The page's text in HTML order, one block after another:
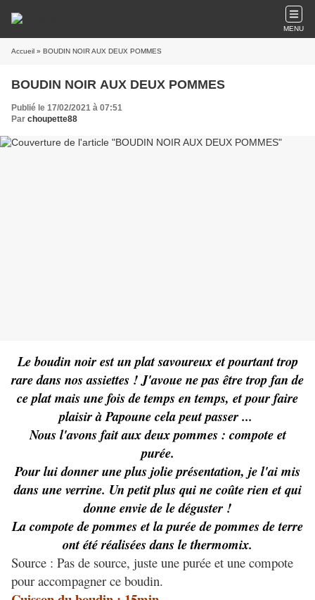
MENU
Accueil » BOUDIN NOIR AUX DEUX POMMES
BOUDIN NOIR AUX DEUX POMMES
Publié le 17/02/2021 à 07:51
Par choupette88
Le boudin noir est un plat savoureux et pourtant trop
rare dans nos assiettes ! J'avoue ne pas être trop fan de
ce plat mais une fois de temps en temps, et pour faire
plaisir à Papoune cela peut passer ...
Nous l'avons fait aux deux pommes : compote et
purée.
Pour lui donner une plus jolie présentation, je l'ai mis
dans une verrine. Un petit plus qui ne coûte rien et qui
donne envie de le déguster !
La compote de pommes et la purée de pommes de terre
ont été réalisées dans le thermomix.
Source : Pas de source, juste une purée et une compote
pour accompagner ce boudin.